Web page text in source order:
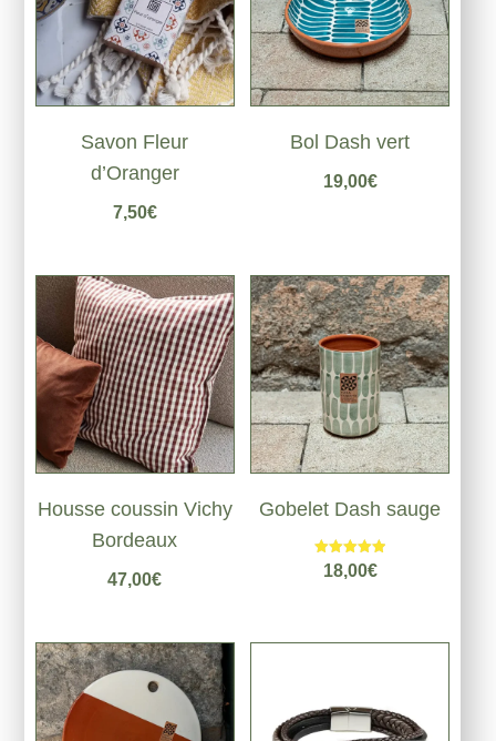
Savon Fleur
d’Oranger
7,50€
Bol Dash vert
19,00€
Housse coussin Vichy
Bordeaux
47,00€
Gobelet Dash sauge
Note
5.00
18,00€